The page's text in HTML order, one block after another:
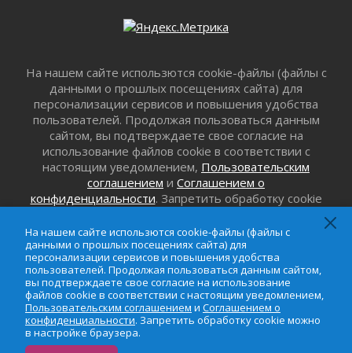
Болезнь девственниц и вампиров
01 августа 2026
Безмолвный крик о помощи
01 августа 2026
В музей всей семьёй
01 августа 2026
Без заявлений и очередей
Не женское это дело...уверены?
01 августа 2026
Все силы в кулак
01 августа 2026
Айда на пляж!
01 августа 2026
На нашем сайте использются cookie-файлы (файлы с
данными о прошлых посещениях сайта) для
персонализации сервисов и повышения удобства
пользователей. Продолжая пользоваться данным
сайтом, вы подтверждаете свое согласие на
использование файлов cookie в соответствии с
настоящим уведомлением, Пользовательским
соглашением и Соглашением о
конфиденциальности. Запретить обработку cookie
На нашем сайте использются cookie-файлы (файлы с
данными о прошлых посещениях сайта) для
персонализации сервисов и повышения удобства
пользователей. Продолжая пользоваться данным сайтом,
вы подтверждаете свое согласие на использование
файлов cookie в соответствии с настоящим уведомлением,
Пользовательским соглашением и Соглашением о
конфиденциальности. Запретить обработку cookie можно
в настройке браузера.